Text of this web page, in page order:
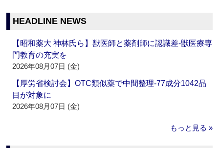
HEADLINE NEWS
【昭和薬大 神林氏ら】獣医師と薬剤師に認識差‐獣医療専
門教育の充実を
2026年08月07日 (金)
【厚労省検討会】OTC類似薬で中間整理‐77成分1042品
目が対象に
2026年08月07日 (金)
もっと見る »